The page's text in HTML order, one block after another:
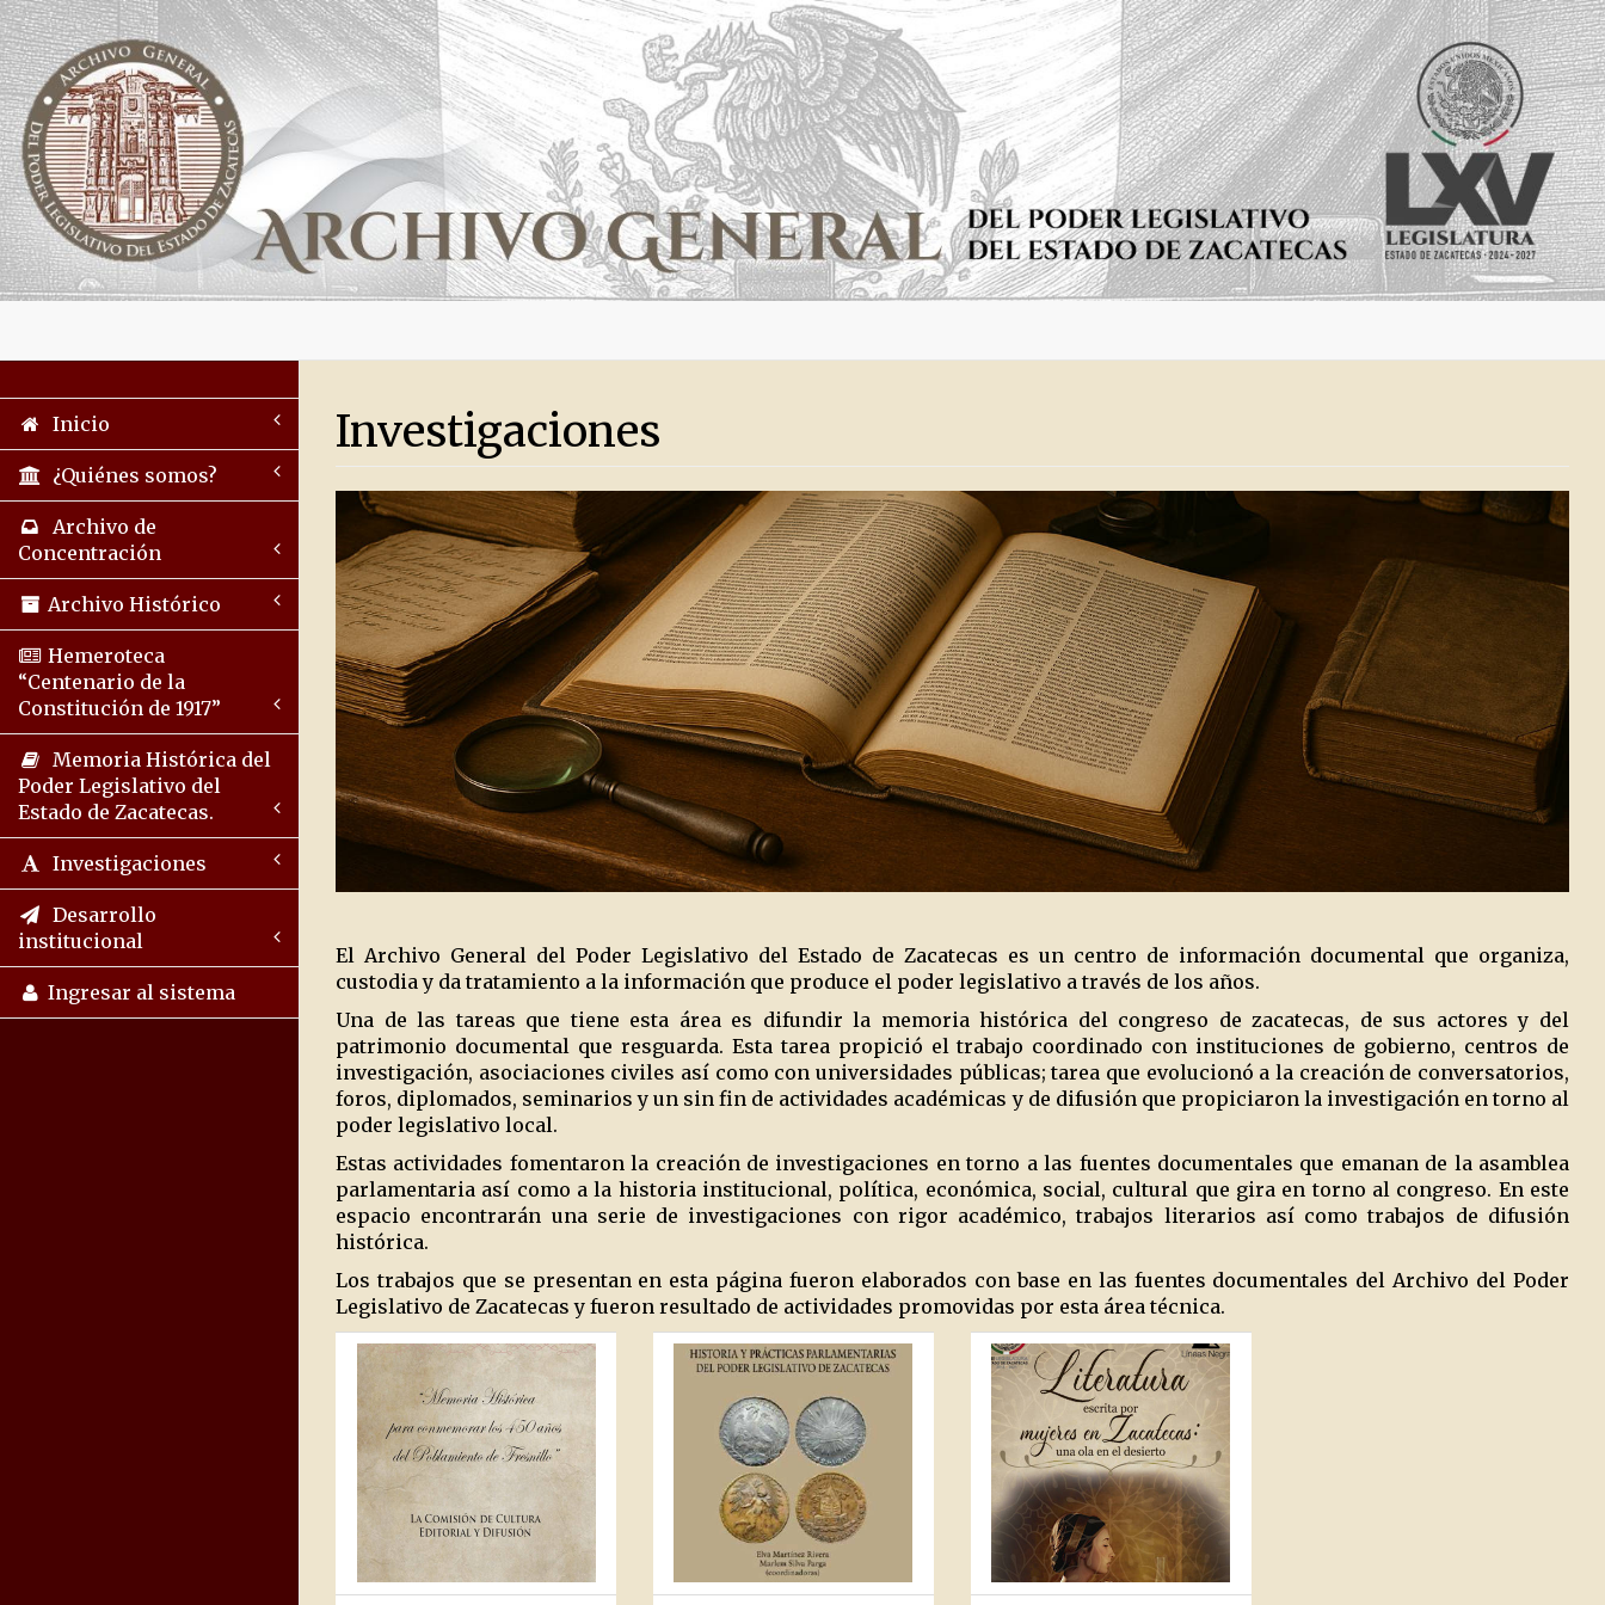
Inicio
¿Quiénes somos?
Archivo de
Concentración
Archivo Histórico
Hemeroteca
“Centenario de la
Constitución de 1917”
Memoria Histórica del
Poder Legislativo del
Estado de Zacatecas.
Investigaciones
Desarrollo
institucional
Ingresar al sistema
Investigaciones
El Archivo General del Poder Legislativo del Estado de Zacatecas es un centro de información documental que organiza,
custodia y da tratamiento a la información que produce el poder legislativo a través de los años.
Una de las tareas que tiene esta área es difundir la memoria histórica del congreso de zacatecas, de sus actores y del
patrimonio documental que resguarda. Esta tarea propició el trabajo coordinado con instituciones de gobierno, centros de
investigación, asociaciones civiles así como con universidades públicas; tarea que evolucionó a la creación de conversatorios,
foros, diplomados, seminarios y un sin fin de actividades académicas y de difusión que propiciaron la investigación en torno al
poder legislativo local.
Estas actividades fomentaron la creación de investigaciones en torno a las fuentes documentales que emanan de la asamblea
parlamentaria así como a la historia institucional, política, económica, social, cultural que gira en torno al congreso. En este
espacio encontrarán una serie de investigaciones con rigor académico, trabajos literarios así como trabajos de difusión
histórica.
Los trabajos que se presentan en esta página fueron elaborados con base en las fuentes documentales del Archivo del Poder
Legislativo de Zacatecas y fueron resultado de actividades promovidas por esta área técnica.